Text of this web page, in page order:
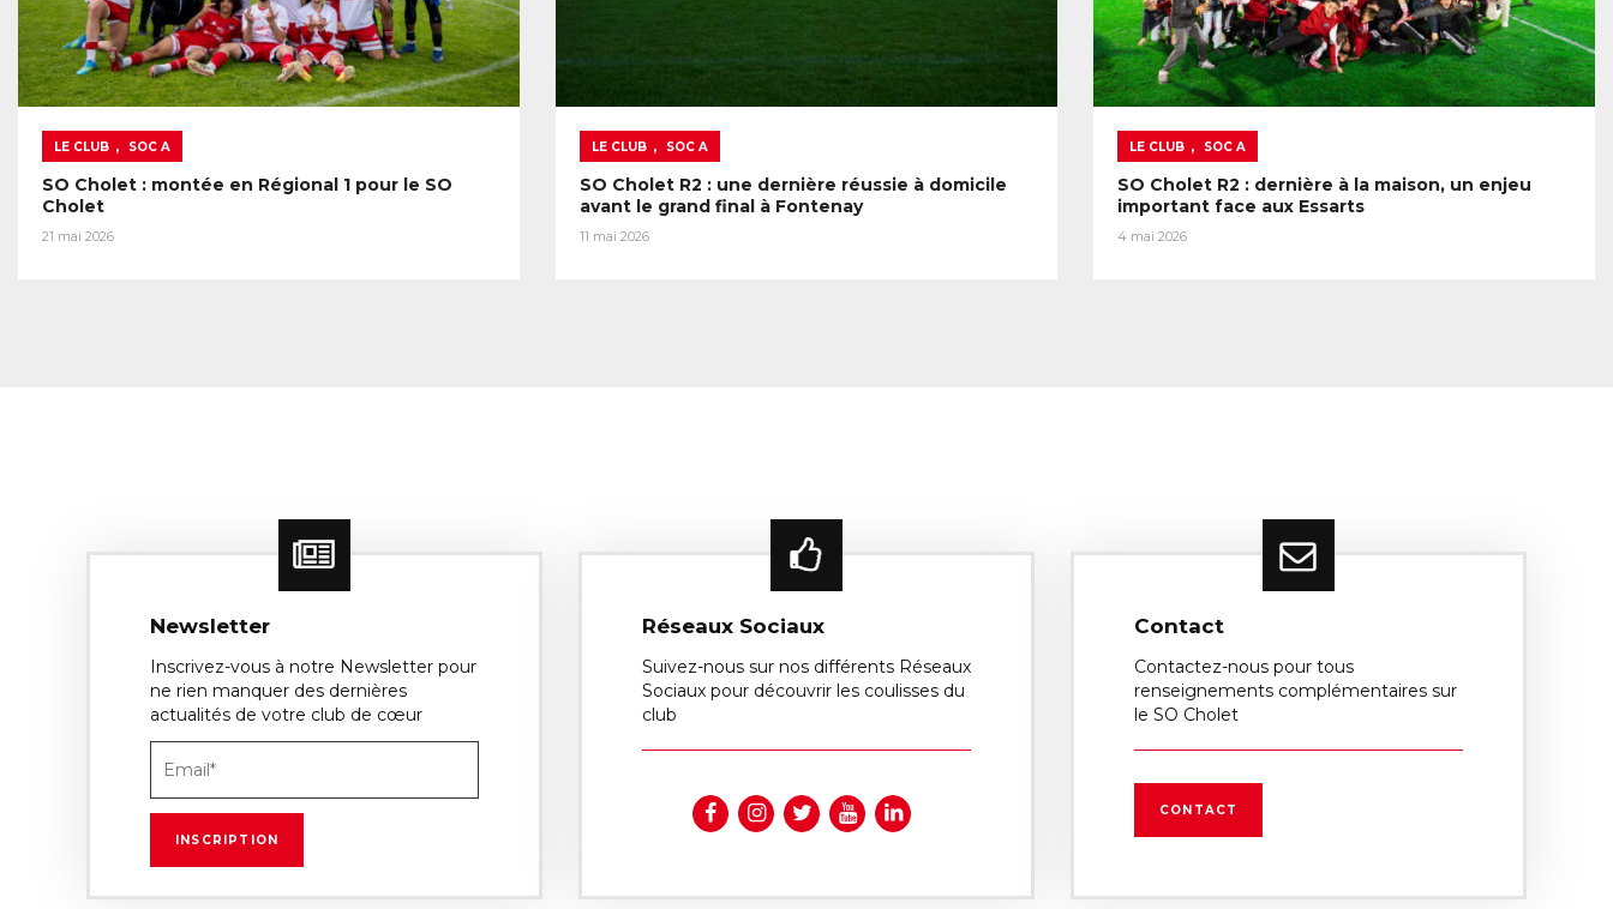
LE CLUB , SOC A
SO Cholet : montée en Régional 1 pour le SO
Cholet
21 mai 2026
LE CLUB , SOC A
SO Cholet R2 : une dernière réussie à domicile
avant le grand final à Fontenay
11 mai 2026
LE CLUB , SOC A
SO Cholet R2 : dernière à la maison, un enjeu
important face aux Essarts
4 mai 2026
Newsletter
Inscrivez-vous à notre Newsletter pour
ne rien manquer des dernières
actualités de votre club de cœur
Réseaux Sociaux
Suivez-nous sur nos différents Réseaux
Sociaux pour découvrir les coulisses du
club
Contact
Contactez-nous pour tous
renseignements complémentaires sur
le SO Cholet
CONTACT